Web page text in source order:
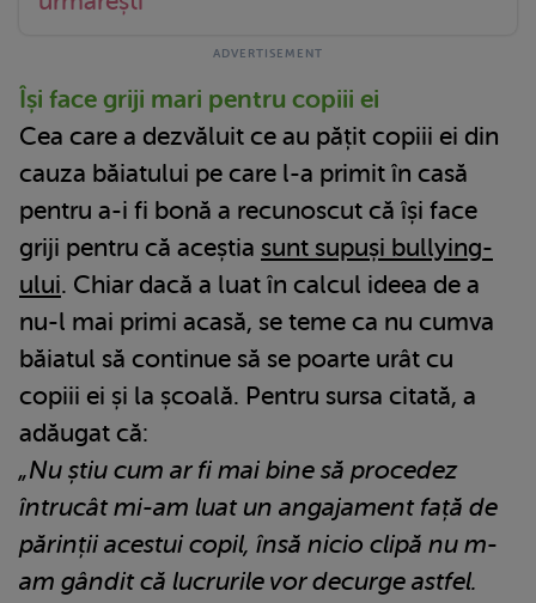
Își face griji mari pentru copiii ei
Cea care a dezvăluit ce au pățit copiii ei din
cauza băiatului pe care l-a primit în casă
pentru a-i fi bonă a recunoscut că își face
griji pentru că aceștia sunt supuși bullying-
ului. Chiar dacă a luat în calcul ideea de a
nu-l mai primi acasă, se teme ca nu cumva
băiatul să continue să se poarte urât cu
copiii ei și la școală. Pentru sursa citată, a
adăugat că:
„Nu știu cum ar fi mai bine să procedez
întrucât mi-am luat un angajament față de
părinții acestui copil, însă nicio clipă nu m-
am gândit că lucrurile vor decurge astfel.